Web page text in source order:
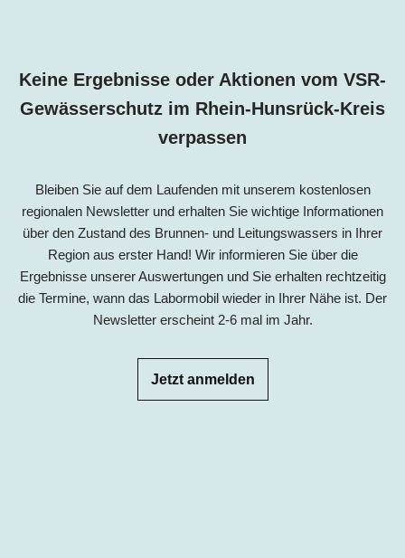
Keine Ergebnisse oder Aktionen vom VSR-
Gewässerschutz im Rhein-Hunsrück-Kreis
verpassen
Bleiben Sie auf dem Laufenden mit unserem kostenlosen
regionalen Newsletter und erhalten Sie wichtige Informationen
über den Zustand des Brunnen- und Leitungswassers in Ihrer
Region aus erster Hand! Wir informieren Sie über die
Ergebnisse unserer Auswertungen und Sie erhalten rechtzeitig
die Termine, wann das Labormobil wieder in Ihrer Nähe ist. Der
Newsletter erscheint 2-6 mal im Jahr.
Jetzt anmelden